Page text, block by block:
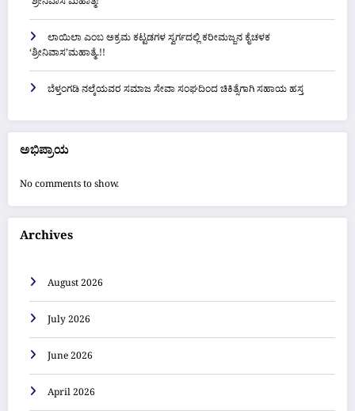
‘ಶ್ರೀನಿವಾಸ’ಮಹಾತ್ಮೆ!
ಲಾಯಿಲಾ ಎಂಬ ಅಕ್ರಮ ಕಟ್ಟಡಗಳ ಸ್ವರ್ಗದಲ್ಲಿ ಕರೀಮಜ್ಜನ ಕೈಚಳಕ
‘ಶ್ರೀನಿವಾಸ’ಮಹಾತ್ಮೆ..!!
ಬೆಳ್ತಂಗಡಿ ನಲ್ಕೆಯವರ ಸಮಾಜ ಸೇವಾ ಸಂಘದಿಂದ ಚಿಕಿತ್ಸೆಗಾಗಿ ಸಹಾಯ ಹಸ್ತ
ಅಭಿಪ್ರಾಯ
No comments to show.
Archives
August 2026
July 2026
June 2026
April 2026